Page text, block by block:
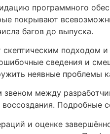
программного
покрывают
багов до выпуска.
подходом
сведения и
неявные проблемы
между
Подробные
и оценке